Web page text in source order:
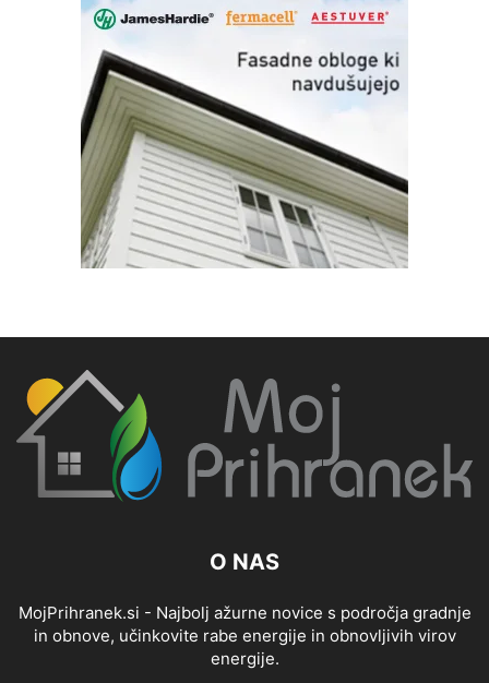
O NAS
MojPrihranek.si - Najbolj ažurne novice s področja gradnje
in obnove, učinkovite rabe energije in obnovljivih virov
energije.